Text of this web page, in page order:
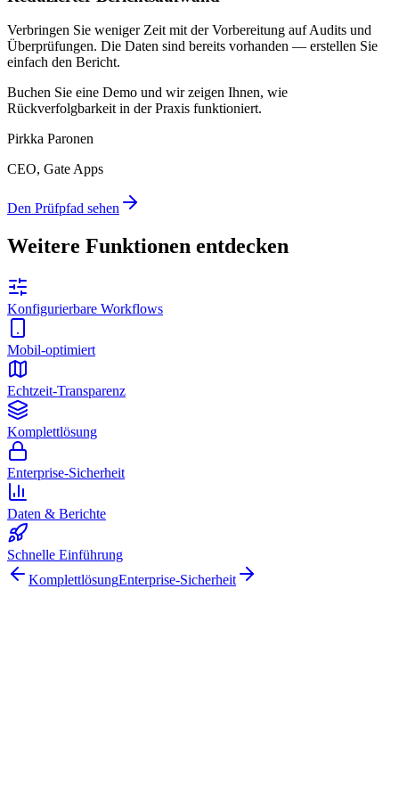
Verbringen Sie weniger Zeit mit der Vorbereitung auf Audits und
Überprüfungen. Die Daten sind bereits vorhanden — erstellen Sie
einfach den Bericht.
Buchen Sie eine Demo und wir zeigen Ihnen, wie
Rückverfolgbarkeit in der Praxis funktioniert.
Pirkka Paronen
CEO, Gate Apps
Den Prüfpfad sehen
Weitere Funktionen entdecken
Konfigurierbare Workflows
Mobil-optimiert
Echtzeit-Transparenz
Komplettlösung
Enterprise-Sicherheit
Daten & Berichte
Schnelle Einführung
KomplettlösungEnterprise-Sicherheit